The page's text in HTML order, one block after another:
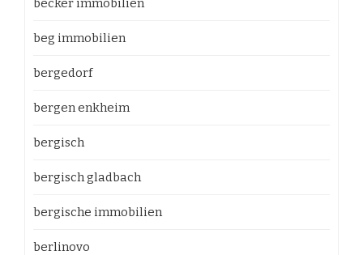
becker immobilien
beg immobilien
bergedorf
bergen enkheim
bergisch
bergisch gladbach
bergische immobilien
berlinovo